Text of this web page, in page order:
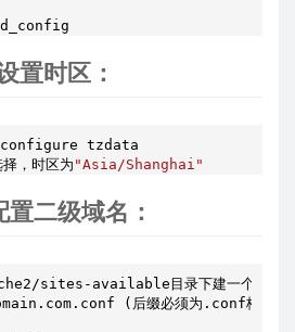
置时区：
，时区为 "Asia/Shanghai"
二级域名：
sites-available目录下建一个新的
(后缀必须为.conf格式)